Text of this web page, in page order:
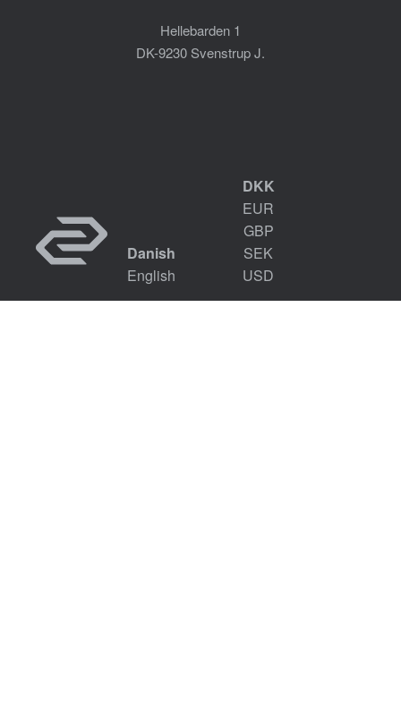
Hellebarden 1
DK-9230 Svenstrup J.
Danish
English
DKK
EUR
GBP
SEK
USD